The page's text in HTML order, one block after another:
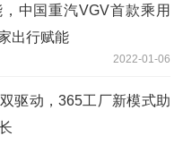
中国重汽VGV首款乘用
出行赋能
2022-01-06
驱动，365工厂新模式助